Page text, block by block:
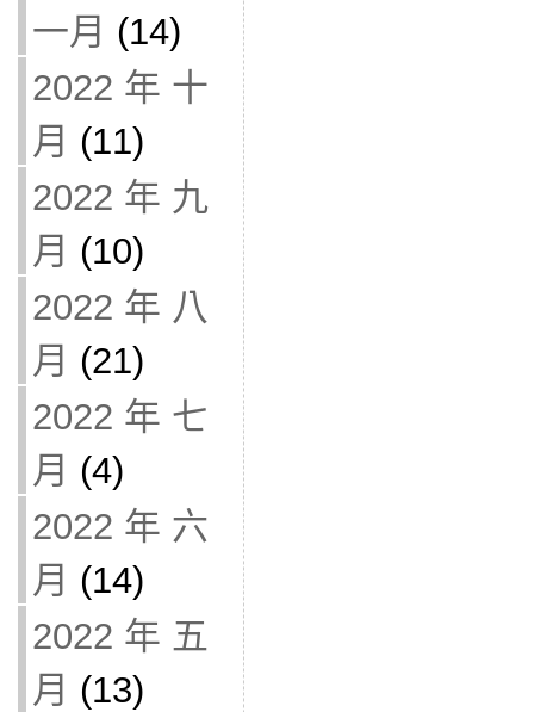
一月 (14)
2022 年 十
月 (11)
2022 年 九
月 (10)
2022 年 八
月 (21)
2022 年 七
月 (4)
2022 年 六
月 (14)
2022 年 五
月 (13)